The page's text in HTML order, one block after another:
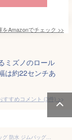
をAmazonでチェック >>
ミズノのロール
は約22センチあ
すすめコメント (3件) >
プールバッグ 大人 乾湿分離 6色 高機能 トラベルバッグ 防水 ジムバッグ スイムバッグ 靴収納 多機能 海水浴 スイミングバッグ 温泉バッグ スポーツバッグ サマーバッグ 水泳 防水バッグ マチ付き 大容量